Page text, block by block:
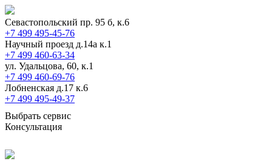
Севастопольский пр. 95 б, к.6
+7 499 495-45-76
Научный проезд д.14а к.1
+7 499 460-63-34
ул. Удальцова, 60, к.1
+7 499 460-69-76
Лобненская д.17 к.6
+7 499 495-49-37
Выбрать сервис
Консультация